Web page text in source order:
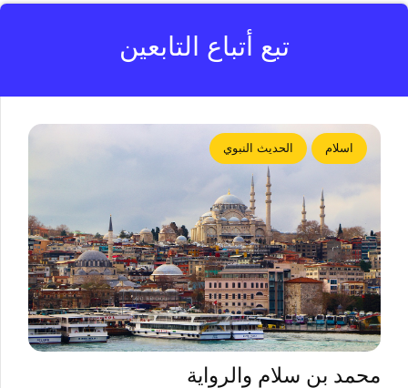
تبع أتباع التابعين
اسلام الحديث النبوي
محمد بن سلام والرواية